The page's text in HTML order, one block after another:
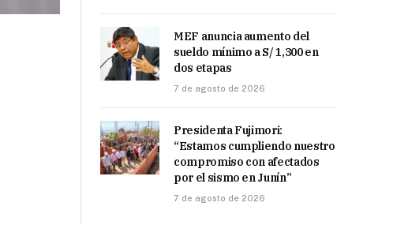
MEF anuncia aumento del
sueldo mínimo a S/ 1,300 en
dos etapas
7 de agosto de 2026
Presidenta Fujimori:
“Estamos cumpliendo nuestro
compromiso con afectados
por el sismo en Junín”
7 de agosto de 2026